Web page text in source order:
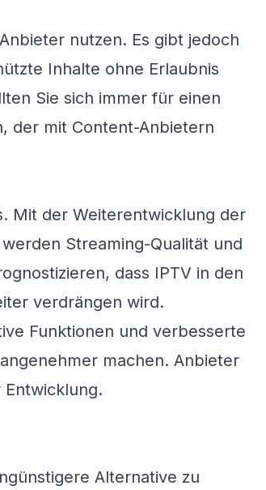
nutzen. Es gibt jedoch
Inhalte ohne Erlaubnis
Sie sich immer für einen
der mit Content-Anbietern
Mit der Weiterentwicklung der
Streaming-Qualität und
dass IPTV in den
verdrängen wird.
Funktionen und verbesserte
machen. Anbieter
Alternative zu